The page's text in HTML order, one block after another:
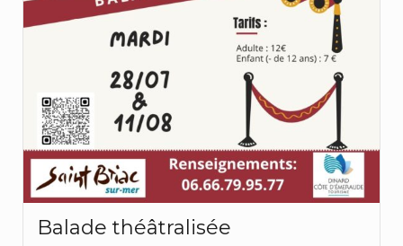
Balade théâtralisée